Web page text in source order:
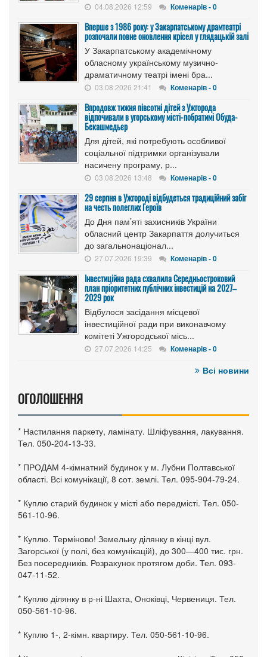
04.08.2026 12:59 Коменарів - 0
Вперше з 1986 року: у Закарпатському драмтеатрі
розпочали повне оновлення крісел у глядацькій залі
У Закарпатському академічному
обласному українському музично-
драматичному театрі імені бра...
03.08.2026 21:41 Коменарів - 0
Впродовж тижня півсотні дітей з Ужгорода
відпочивали в угорському місті-побратимі Обуда-
Бекашмедьєр
Для дітей, які потребують особливої
соціальної підтримки організували
насичену програму, р...
03.08.2026 13:48 Коменарів - 0
29 серпня в Ужгороді відбудеться традиційний забіг
на честь полеглих Героїв
До Дня пам’яті захисників України
обласний центр Закарпаття долучиться
до загальнонаціонал...
27.07.2026 19:39 Коменарів - 0
Інвестиційна рада схвалила Середньостроковий
план пріоритетних публічних інвестицій на 2027–
2029 рок
Відбулося засідання місцевої
інвестиційної ради при виконавчому
комітеті Ужгородської місь...
27.07.2026 14:25 Коменарів - 0
Всі новини
ОГОЛОШЕННЯ
* Настилання паркету, ламінату. Шліфування, лакування.
Тел. 050-204-13-33.
* ПРОДАМ 4-кімнатний будинок у м. Лубни Полтавської
області. Всі комунікації, 8 сот. землі. Тел. 095-904-79-24.
* Куплю старий будинок у місті або передмісті. Тел. 050-
561-10-96.
* Куплю. Терміново! Земельну ділянку в кінці вул.
Загорської (у полі, без комунікацій), до 300—400 тис. грн.
Без посередників. Розрахунок протягом доби. Тел. 093-
047-11-52.
* Куплю ділянку в р-ні Шахта, Оноківці, Червениця. Тел.
050-561-10-96.
* Куплю 1-, 2-кімн. квартиру. Тел. 050-561-10-96.